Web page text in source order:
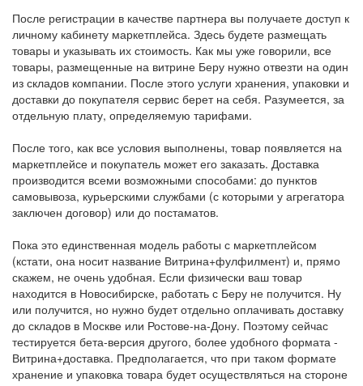
После регистрации в качестве партнера вы получаете доступ к
личному кабинету маркетплейса. Здесь будете размещать
товары и указывать их стоимость. Как мы уже говорили, все
товары, размещенные на витрине Беру нужно отвезти на один
из складов компании. После этого услуги хранения, упаковки и
доставки до покупателя сервис берет на себя. Разумеется, за
отдельную плату, определяемую тарифами.
После того, как все условия выполнены, товар появляется на
маркетплейсе и покупатель может его заказать. Доставка
производится всеми возможными способами: до пунктов
самовывоза, курьерскими службами (с которыми у агрегатора
заключен договор) или до постаматов.
Пока это единственная модель работы с маркетплейсом
(кстати, она носит название Витрина+фулфилмент) и, прямо
скажем, не очень удобная. Если физически ваш товар
находится в Новосибирске, работать с Беру не получится. Ну
или получится, но нужно будет отдельно оплачивать доставку
до складов в Москве или Ростове-на-Дону. Поэтому сейчас
тестируется бета-версия другого, более удобного формата -
Витрина+доставка. Предполагается, что при таком формате
хранение и упаковка товара будет осуществляться на стороне